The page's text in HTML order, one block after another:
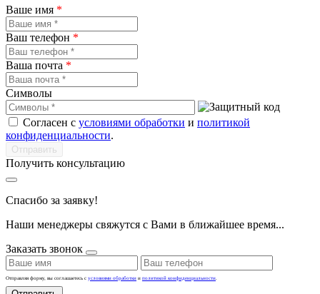
Ваше имя *
Ваш телефон *
Ваша почта *
Символы
Согласен с условиями обработки и политикой
конфиденциальности.
Получить консультацию
Спасибо за заявку!
Наши менеджеры свяжутся с Вами в ближайшее время...
Заказать звонок
Отправляя форму, вы соглашаетесь с условиями обработки и политикой конфиденциальности.